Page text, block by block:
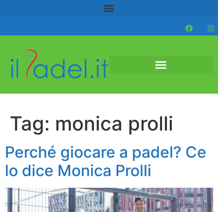
Tag: monica prolli
Perché giocare a padel? Ce
lo dice Monica Prolli